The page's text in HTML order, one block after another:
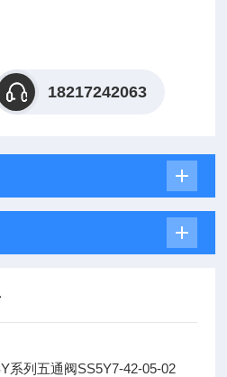
18217242063
系列五通阀SS5Y7-42-05-02